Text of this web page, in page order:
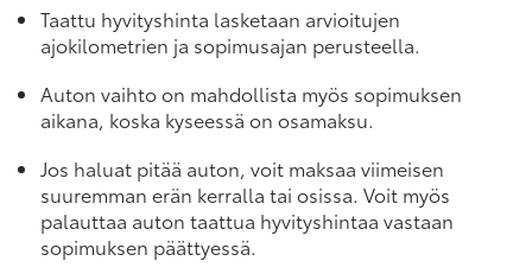
Taattu hyvityshinta lasketaan arvioitujen
ajokilometrien ja sopimusajan perusteella.
Auton vaihto on mahdollista myös sopimuksen
aikana, koska kyseessä on osamaksu.
Jos haluat pitää auton, voit maksaa viimeisen
suuremman erän kerralla tai osissa. Voit myös
palauttaa auton taattua hyvityshintaa vastaan
sopimuksen päättyessä.